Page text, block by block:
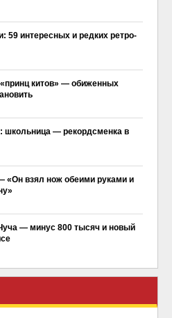
59 интересных и редких ретро-
китов» — обиженных
школьница — рекордсменка в
«Он взял нож обеими руками и
— минус 800 тысяч и новый